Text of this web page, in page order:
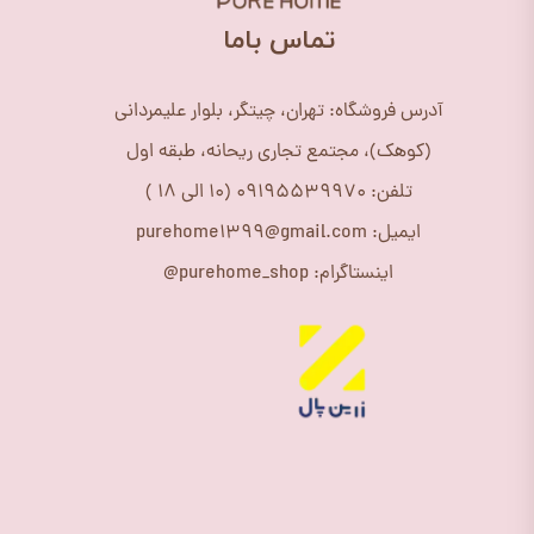
​تماس باما
آدرس فروشگاه: تهران، چیتگر، بلوار علیمردانی
(کوهک)، مجتمع تجاری ریحانه، طبقه اول
تلفن: 09195539970 (10 الی 18 )
ایمیل: purehome1399@gmail.com
اینستاگرام: purehome_shop@